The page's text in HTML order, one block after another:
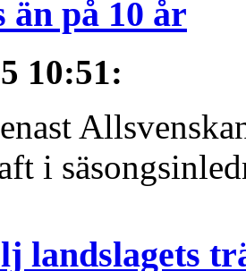
än på 10 år
10:51 :
i
landslagets